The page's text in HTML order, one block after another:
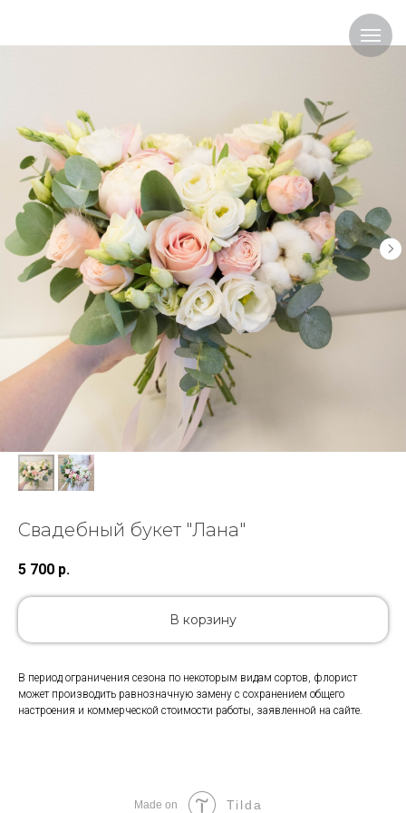
Свадебный букет "Лана"
5 700 р.
В корзину
В период ограничения сезона по некоторым видам сортов, флорист
может производить равнозначную замену с сохранением общего
настроения и коммерческой стоимости работы, заявленной на сайте.
Made on Tilda